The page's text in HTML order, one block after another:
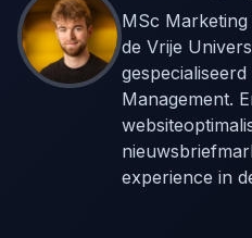
MSc
de Vrije
Management.
experience in